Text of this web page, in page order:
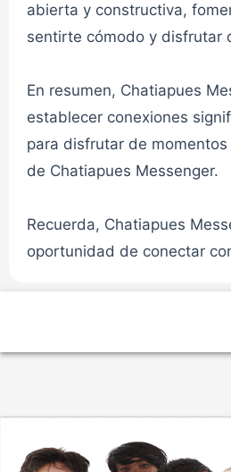
CHAT CYBERSEX VIRTUAL
Chat zona
CHAT CYBERSEX VIRTUAL
MAYORES DE 30 AÑOS
Chat
abierta y constructiva,
sentirte cómodo y disfrutar
En resumen, Chatiapues
establecer conexiones
para disfrutar de
de Chatiapues Messenger.
Recuerda, Chatiapues
oportunidad de conectar